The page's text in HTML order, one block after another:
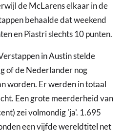
de McLarens elkaar in de
behaalde dat weekend
en Piastri slechts 10 punten.
in Austin stelde
of de Nederlander nog
worden. Er werden in totaal
Een grote meerderheid van
zei volmondig 'ja'. 1.695
een vijfde wereldtitel net